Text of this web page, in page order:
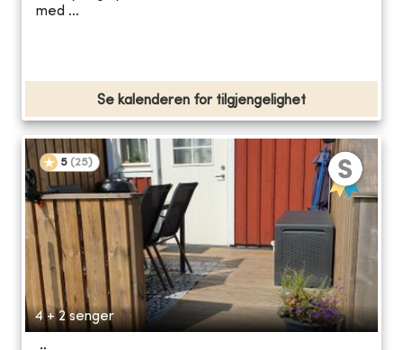
med ...
Se kalenderen for tilgjengelighet
5 (25)
4 + 2 senger